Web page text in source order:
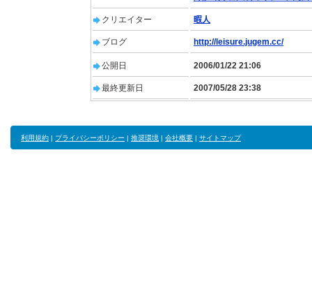
クリエイター 暇人
ブログ http://leisure.jugem.cc/
公開日 2006/01/22 21:06
最終更新日 2007/05/28 23:38
利用規約 | プライバシーポリシー | 推奨環境 | 会社概要 | サイトマップ